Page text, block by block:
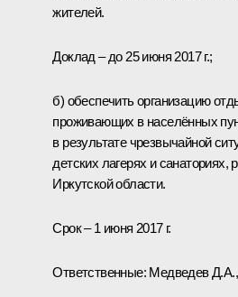
жителей.
Доклад – до 25 июня 2017 г.;
б) обеспечить организацию
проживающих в населённых
в результате чрезвычайной
детских лагерях и
Иркутской области.
Срок – 1 июня 2017 г.
Ответственные: Медведев Д.А.,